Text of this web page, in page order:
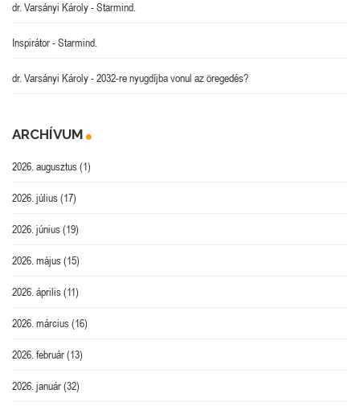
dr. Varsányi Károly-Starmind.
Inspirátor-Starmind.
dr. Varsányi Károly-2032-re nyugdíjba vonul az öregedés?
ARCHÍVUM
2026. augusztus(1)
2026. július(17)
2026. június(19)
2026. május(15)
2026. április(11)
2026. március(16)
2026. február(13)
2026. január(32)